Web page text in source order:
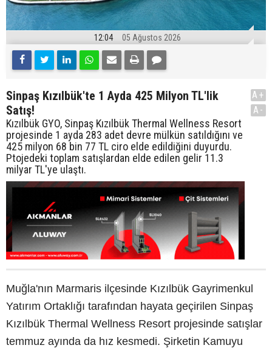
12:04 05 Ağustos 2026
Sinpaş Kızılbük'te 1 Ayda 425 Milyon TL'lik
Satış!
Kızılbük GYO, Sinpaş Kızılbük Thermal Wellness Resort
projesinde 1 ayda 283 adet devre mülkün satıldığını ve
425 milyon 68 bin 77 TL ciro elde edildiğini duyurdu.
Ptojedeki toplam satışlardan elde edilen gelir 11.3
milyar TL'ye ulaştı.
A+
A-
Muğla'nın Marmaris ilçesinde Kızılbük Gayrimenkul
Yatırım Ortaklığı tarafından hayata geçirilen Sinpaş
Kızılbük Thermal Wellness Resort projesinde satışlar
temmuz ayında da hız kesmedi. Şirketin Kamuyu